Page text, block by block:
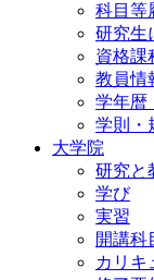
科目等
研究生
資格課
教員情
学年暦
学則・
大学院
研究と
学び
実習
開講科
カリキ